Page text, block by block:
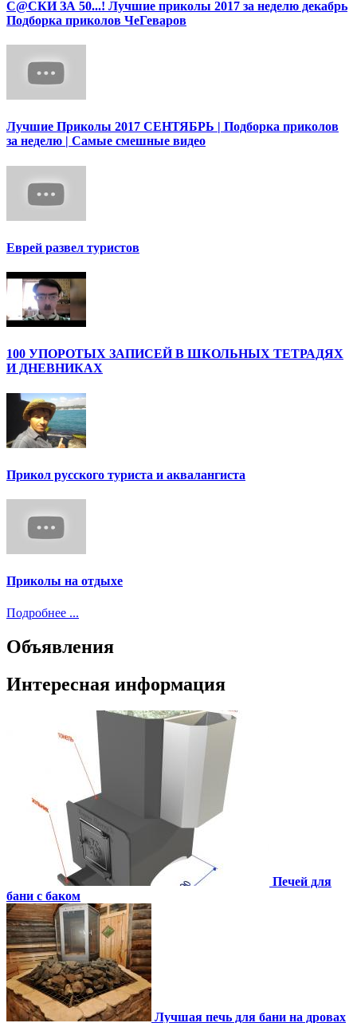
С@СКИ ЗА 50...! Лучшие приколы 2017 за неделю декабрь
Подборка приколов ЧеГеваров
Лучшие Приколы 2017 СЕНТЯБРЬ | Подборка приколов
за неделю | Самые смешные видео
Еврей развел туристов
100 УПОРОТЫХ ЗАПИСЕЙ В ШКОЛЬНЫХ ТЕТРАДЯХ
И ДНЕВНИКАХ
Прикол русского туриста и аквалангиста
Приколы на отдыхе
Подробнее ...
Объявления
Интересная информация
Печей для
бани с баком
Лучшая печь для бани на дровах